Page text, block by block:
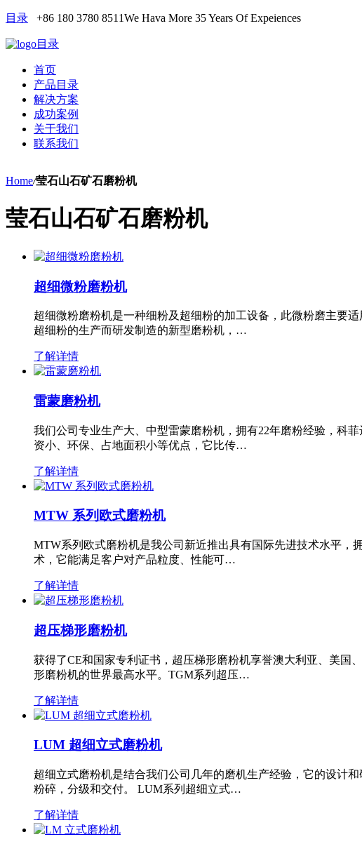
目录 +86 180 3780 8511We Hava More 35 Years Of Expeiences
目录
首页
产品目录
解决方案
成功案例
关于我们
联系我们
Home/莹石山石矿石磨粉机
莹石山石矿石磨粉机
超细微粉磨粉机
超细微粉磨粉机是一种细粉及超细粉的加工设备，此微粉磨主要
超细粉的生产而研发制造的新型磨粉机，…
了解详情
雷蒙磨粉机
我们公司专业生产大、中型雷蒙磨粉机，拥有22年磨粉经验，科
资小、环保、占地面积小等优点，它比传…
了解详情
MTW 系列欧式磨粉机
MTW系列欧式磨粉机是我公司新近推出具有国际先进技术水平
术，它能满足客户对产品粒度、性能可…
了解详情
超压梯形磨粉机
获得了CE和国家专利证书，超压梯形磨粉机享誉澳大利亚、美国
形磨粉机的世界最高水平。TGM系列超压…
了解详情
LUM 超细立式磨粉机
超细立式磨粉机是结合我们公司几年的磨机生产经验，它的设计
粉碎，分级和交付。 LUM系列超细立式…
了解详情